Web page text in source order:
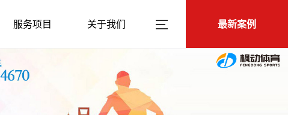
最新案例
服务项目 关于我们